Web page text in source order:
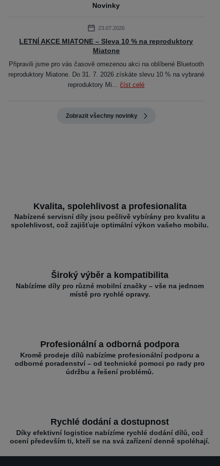
Novinky
23.07.2026
LETNÍ AKCE MIATONE – Sleva 10 % na reproduktory
Miatone
Připravili jsme pro vás časově omezenou akci na oblíbené Bluetooth
reproduktory Miatone. Do 31. 7. 2026 získáte slevu 10 % na vybrané
reproduktory Mi...číst celé
Zobrazit všechny novinky
Kvalita, spolehlivost a profesionalita
Nabízené servisní díly jsou pečlivě vybírány pro kvalitu a
spolehlivost, což zajišťuje optimální výkon vašeho mobilu.
Široký výběr a kompatibilita
Nabízíme díly pro různé mobilní značky – vše na jednom
místě pro rychlé opravy.
Profesionální a odborná podpora
Kromě prodeje dílů nabízíme profesionální podporu a
odborné poradenství – od technické pomoci po rady pro
údržbu a řešení problémů.
Rychlé dodání a dostupnost
Díky efektivní logistice nabízíme rychlé dodání dílů, což
ocení především ti, kteří se na svá zařízení denně spoléhají.